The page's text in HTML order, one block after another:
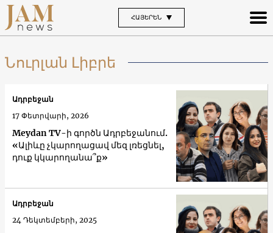
ՀԱՅԵՐԵՆ
Նուրլան Լիբրե
Meydan TV-ի գործն Ադրբեջանում.
«Ալիևը չկարողացավ մեզ լռեցնել,
դուք կկարողանա՞ք»
Ադրբեջան
17 Փետրվարի, 2026
Ադրբեջան
24 Դեկտեմբերի, 2025